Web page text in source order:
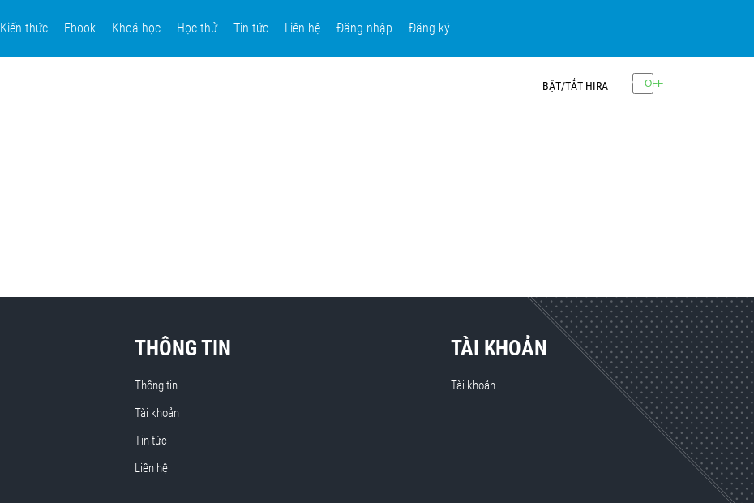
Kiến thức Ebook Khoá học Học thử Tin tức Liên hệ Đăng nhập Đăng ký
BẬT/TẮT HIRA
THÔNG TIN
Thông tin
Tài khoản
Tin tức
Liên hệ
TÀI KHOẢN
Tài khoản